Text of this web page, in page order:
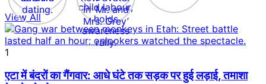
View All
1
एटा में बंदरों का गैंगवार: आधे घंटे तक सड़क पर हुई लड़ाई, तमाशा